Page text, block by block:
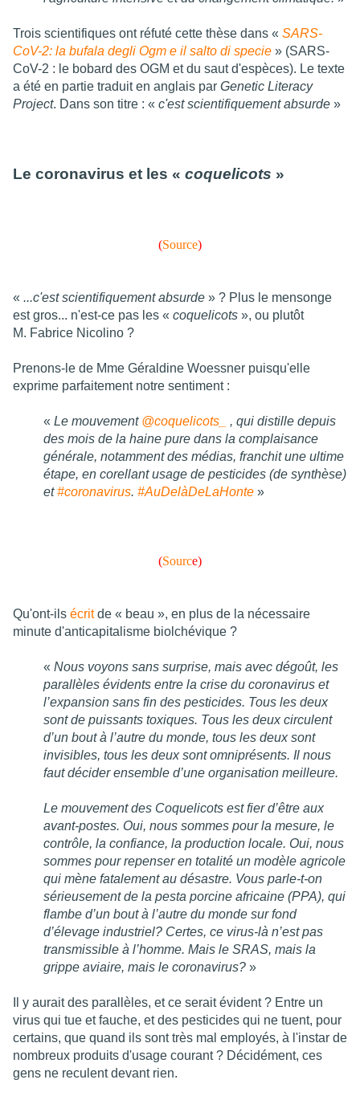
Trois scientifiques ont réfuté cette thèse dans « SARS-
CoV-2: la bufala degli Ogm e il salto di specie » (SARS-
CoV-2 : le bobard des OGM et du saut d'espèces). Le texte
a été en partie traduit en anglais par Genetic Literacy
Project. Dans son titre : « c'est scientifiquement absurde »
Le coronavirus et les « coquelicots »
(Source)
« ...c'est scientifiquement absurde » ? Plus le mensonge
est gros... n'est-ce pas les « coquelicots », ou plutôt
M. Fabrice Nicolino ?
Prenons-le de Mme Géraldine Woessner puisqu'elle
exprime parfaitement notre sentiment :
« Le mouvement @coquelicots_
, qui distille depuis
des mois de la haine pure dans la complaisance
générale, notamment des médias, franchit une ultime
étape, en corellant usage de pesticides (de synthèse)
et#coronavirus. #AuDelàDeLaHonte »
(Source)
Qu'ont-ils écritde « beau », en plus de la nécessaire
minute d'anticapitalisme biolchévique ?
« Nous voyons sans surprise, mais avec dégoût, les
parallèles évidents entre la crise du coronavirus et
l’expansion sans fin des pesticides. Tous les deux
sont de puissants toxiques. Tous les deux circulent
d’un bout à l’autre du monde, tous les deux sont
invisibles, tous les deux sont omniprésents. Il nous
faut décider ensemble d’une organisation meilleure.
Le mouvement des Coquelicots est fier d’être aux
avant-postes. Oui, nous sommes pour la mesure, le
contrôle, la confiance, la production locale. Oui, nous
sommes pour repenser en totalité un modèle agricole
qui mène fatalement au désastre. Vous parle-t-on
sérieusement de la pesta porcine africaine (PPA), qui
flambe d’un bout à l’autre du monde sur fond
d’élevage industriel? Certes, ce virus-là n’est pas
transmissible à l’homme. Mais le SRAS, mais la
grippe aviaire, mais le coronavirus? »
Il y aurait des parallèles, et ce serait évident ? Entre un
virus qui tue et fauche, et des pesticides qui ne tuent, pour
certains, que quand ils sont très mal employés, à l'instar de
nombreux produits d'usage courant ? Décidément, ces
gens ne reculent devant rien.